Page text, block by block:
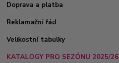
Doprava a platba
Reklamační řád
Velikostní tabulky
KATALOGY PRO SEZÓNU 2025/26